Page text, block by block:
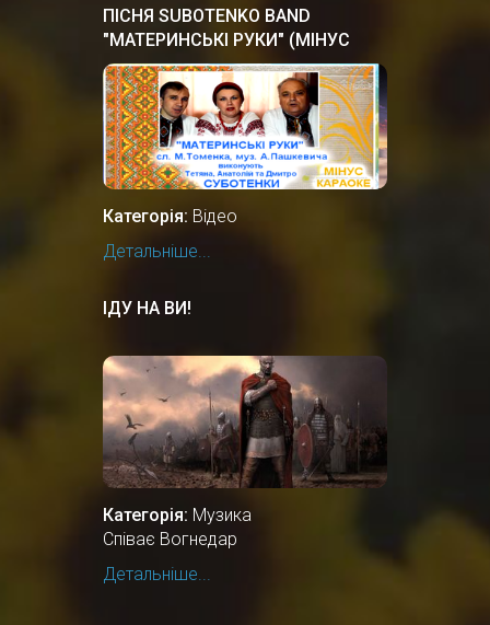
ПІСНЯ SUBOTENKO BAND
"МАТЕРИНСЬКІ РУКИ" (МІНУС
КАРАОКЕ)
Категорія: Відео
Детальніше...
ІДУ НА ВИ!
Категорія: Музика
Співає Вогнедар
Детальніше...